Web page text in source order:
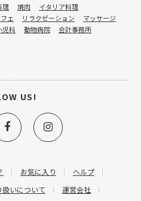
お気に入り
ヘルプ
いについて
運営会社
理 焼肉
イタリア料理
ェ リラクゼーション
マッサージ
児科 動物病院
会計事務所
US!